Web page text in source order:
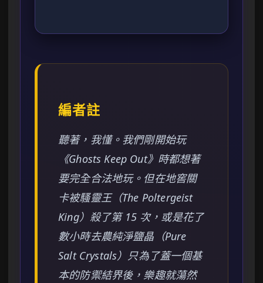
編者註
聽著，我懂。我們剛開始玩
《Ghosts Keep Out》時都想著
要完全合法地玩。但在地窖關
卡被騷靈王（The Poltergeist
King）殺了第 15 次，或是花了
數小時去農純淨鹽晶（Pure
Salt Crystals）只為了蓋一個基
本的防禦結界後，樂趣就蕩然